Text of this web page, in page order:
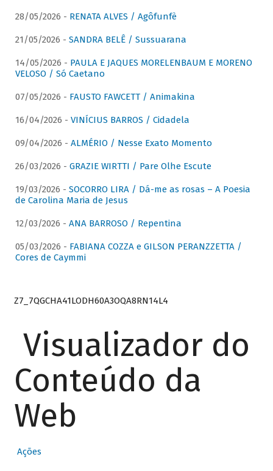
28/05/2026 - RENATA ALVES / Agôfunfè
21/05/2026 - SANDRA BELÊ / Sussuarana
14/05/2026 - PAULA E JAQUES MORELENBAUM E MORENO
VELOSO / Só Caetano
07/05/2026 - FAUSTO FAWCETT / Animakina
16/04/2026 - VINÍCIUS BARROS / Cidadela
09/04/2026 - ALMÉRIO / Nesse Exato Momento
26/03/2026 - GRAZIE WIRTTI / Pare Olhe Escute
19/03/2026 - SOCORRO LIRA / Dá-me as rosas – A Poesia
de Carolina Maria de Jesus
12/03/2026 - ANA BARROSO / Repentina
05/03/2026 - FABIANA COZZA e GILSON PERANZZETTA /
Cores de Caymmi
Z7_7QGCHA41LODH60A3OQA8RN14L4
Visualizador do
Conteúdo da
Web
Ações